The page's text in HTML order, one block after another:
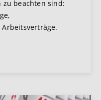
zu beachten sind: